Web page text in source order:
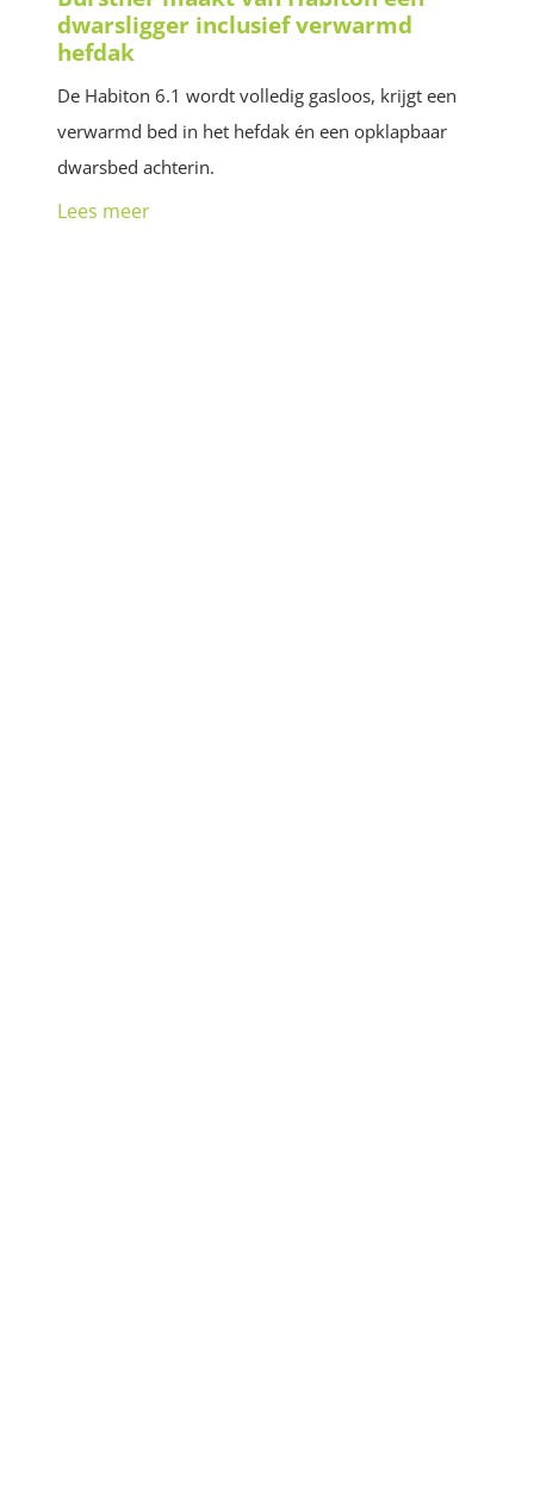
dwarsligger inclusief verwarmd
hefdak
De Habiton 6.1 wordt volledig gasloos, krijgt een
verwarmd bed in het hefdak én een opklapbaar
dwarsbed achterin.
Lees meer